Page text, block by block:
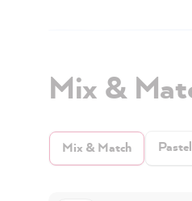
Mix &
Mix & Match